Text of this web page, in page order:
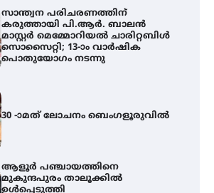
30 -ാമത് ലോചനം ബെംഗളൂരുവിൽ
ആളൂർ പഞ്ചായത്തിനെ
മുകുന്ദപുരം താലൂക്കിൽ
ഉൾപ്പെടുത്തി
പർവസ്ഥിതിയിലാക്കണം –
ഇരിങ്ങാലക്കുട റെയിൽവേ